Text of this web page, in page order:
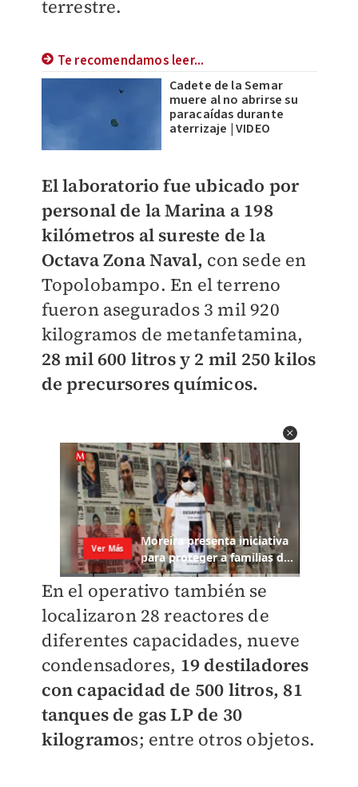
terrestre.
Te recomendamos leer...
Cadete de la Semar
muere al no abrirse su
paracaídas durante
aterrizaje | VIDEO
El laboratorio fue ubicado por
personal de la Marina a 198
kilómetros al sureste de la
Octava Zona Naval, con sede en
Topolobampo. En el terreno
fueron asegurados 3 mil 920
kilogramos de metanfetamina,
28 mil 600 litros y 2 mil 250 kilos
de precursores químicos.
En el operativo también se
localizaron 28 reactores de
diferentes capacidades, nueve
condensadores, 19 destiladores
con capacidad de 500 litros, 81
tanques de gas LP de 30
kilogramos; entre otros objetos.